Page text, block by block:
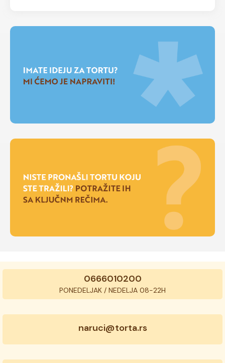
0666010200
PONEDELJAK / NEDELJA 08-22H
naruci@torta.rs